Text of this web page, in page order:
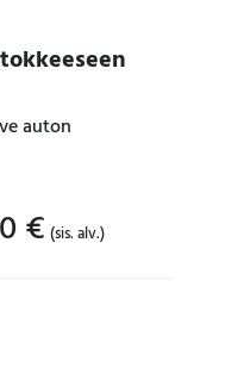
auton
€ (sis. alv.)